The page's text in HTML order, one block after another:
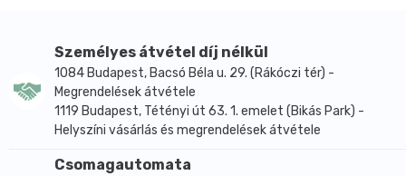
Személyes átvétel díj nélkül
1084 Budapest, Bacsó Béla u. 29. (Rákóczi tér) -
Megrendelések átvétele
1119 Budapest, Tétényi út 63. 1. emelet (Bikás Park) -
Helyszíni vásárlás és megrendelések átvétele
Csomagautomata